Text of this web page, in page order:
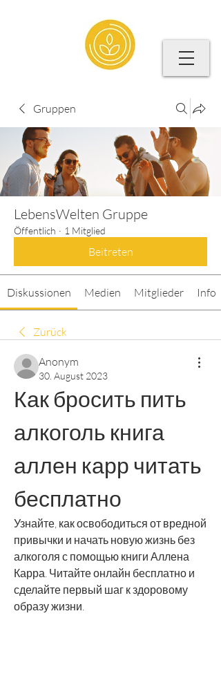
Gruppen
LebensWelten Gruppe
Öffentlich · 1 Mitglied
Beitreten
Diskussionen Medien Mitglieder Info
Zurück
Anonym
30. August 2023
Как бросить пить
алкоголь книга
аллен карр читать
бесплатно
Узнайте, как освободиться от вредной
привычки и начать новую жизнь без
алкоголя с помощью книги Аллена
Карра. Читайте онлайн бесплатно и
сделайте первый шаг к здоровому
образу жизни.